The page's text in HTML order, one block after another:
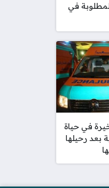
في
في حياة
بعد رحيلها